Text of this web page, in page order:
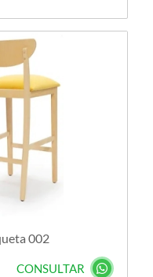
002
CONSULTAR